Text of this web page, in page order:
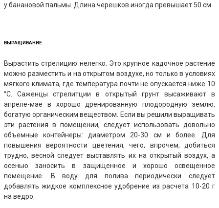
у банановой пальмы. Длина черешков иногда превышает 50 см.
ВЫРАЩИВАНИЕ
Вырастить стрелицию нелегко. Это крупное кадочное растение
можно разместить и на открытом воздухе, но только в условиях
мягкого климата, где температура почти не опускается ниже 10
°С. Саженцы стрелитции в открытый грунт высаживают в
апреле-мае в хорошо дренированную плодородную землю,
богатую органическим веществом. Если вы решили выращивать
эти растения в помещении, следует использовать довольно
объемные контейнеры: диаметром 20-30 см и более. Для
повышения вероятности цветения, чего, впрочем, добиться
трудно, весной следует выставлять их на открытый воздух, а
осенью заносить в защищенное и хорошо освещенное
помещение. В воду для полива периодически следует
добавлять жидкое комплексное удобрение из расчета 10-20 г
на ведро.